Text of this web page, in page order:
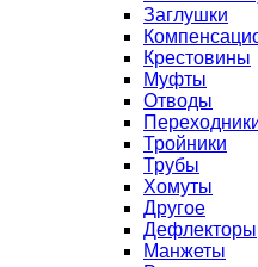
Заглушки
Крестовины
Муфты
Отводы
Тройники
Трубы
Хомуты
Другое
Дефлекторы
Манжеты